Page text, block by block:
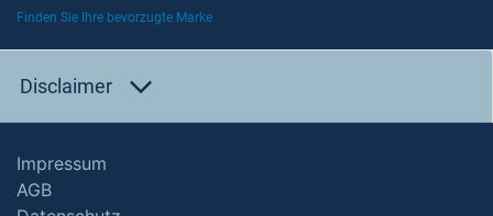
Finden Sie Ihre bevorzugte Marke
Disclaimer
Impressum
AGB